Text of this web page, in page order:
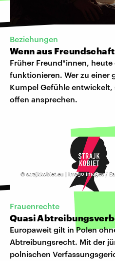
Beziehungen
Wenn aus
Früher Freund*innen, heute
funktionieren. Wer zu einer
Kumpel Gefühle entwickelt,
offen ansprechen.
© strajkkobiet.eu | imago images /
Frauenrechte
Quasi
Europaweit gilt in Polen
Abtreibungsrecht. Mit der
polnischen